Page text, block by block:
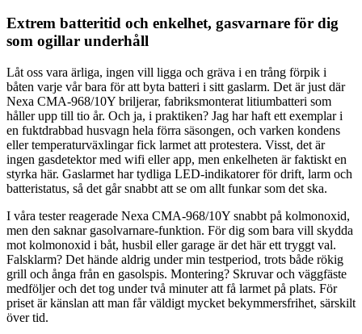
Extrem batteritid och enkelhet, gasvarnare för dig
som ogillar underhåll
Låt oss vara ärliga, ingen vill ligga och gräva i en trång förpik i
båten varje vår bara för att byta batteri i sitt gaslarm. Det är just där
Nexa CMA-968/10Y briljerar, fabriksmonterat litiumbatteri som
håller upp till tio år. Och ja, i praktiken? Jag har haft ett exemplar i
en fuktdrabbad husvagn hela förra säsongen, och varken kondens
eller temperaturväxlingar fick larmet att protestera. Visst, det är
ingen gasdetektor med wifi eller app, men enkelheten är faktiskt en
styrka här. Gaslarmet har tydliga LED-indikatorer för drift, larm och
batteristatus, så det går snabbt att se om allt funkar som det ska.
I våra tester reagerade Nexa CMA-968/10Y snabbt på kolmonoxid,
men den saknar gasolvarnare-funktion. För dig som bara vill skydda
mot kolmonoxid i båt, husbil eller garage är det här ett tryggt val.
Falsklarm? Det hände aldrig under min testperiod, trots både rökig
grill och ånga från en gasolspis. Montering? Skruvar och väggfäste
medföljer och det tog under två minuter att få larmet på plats. För
priset är känslan att man får väldigt mycket bekymmersfrihet, särskilt
över tid.